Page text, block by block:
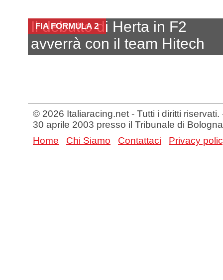
FIA FORMULA 2
Il debutto di Herta in F2
avverrà con il team Hitech
© 2026 Italiaracing.net - Tutti i diritti
30 aprile 2003 presso il Tribunale di Bologna
Home
Chi Siamo Contattaci Privacy